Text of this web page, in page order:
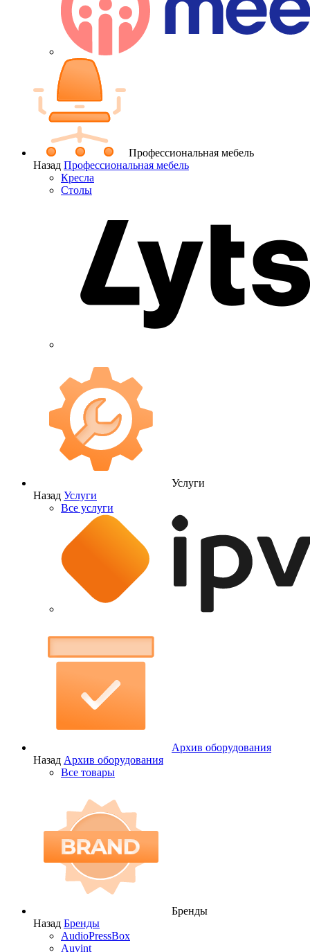
Профессиональная мебель
Назад Профессиональная мебель
Кресла
Столы
Услуги
Назад Услуги
Все услуги
Архив оборудования
Назад Архив оборудования
Все товары
Бренды
Назад Бренды
AudioPressBox
Auvint